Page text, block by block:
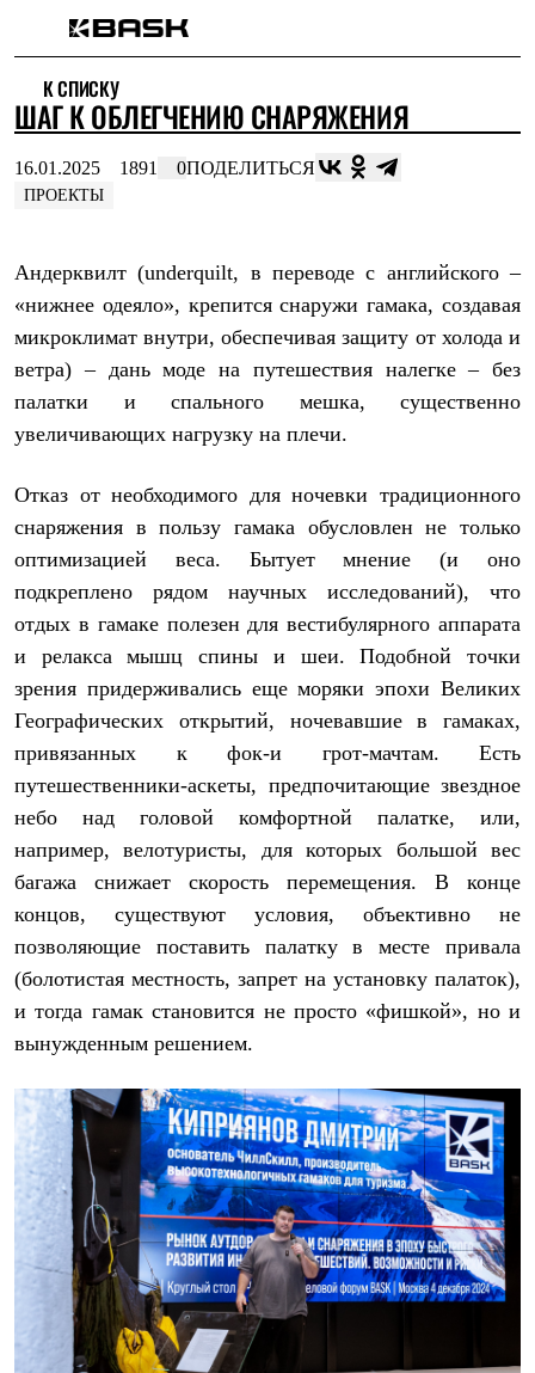
Интернет-магазин
Мужская одежда
Утепленная пухом
Куртки
Брюки
Жилеты
Куртки
Штормовая одежда
Куртки
Брюки
Софтшелл одежда
Куртки
Брюки
Брюки
Жилеты
Термобелье
Теплое термобелье
Среднее термобелье
Лёгкая одежда
Футболки
Толстовки
Брюки
Шорты
Женская одежда
Утепленная пухом
Куртки
Жилеты
Утепленная синтетикой
Куртки
Штормовая одежда
Куртки
Куртки
Брюки
Рубашки
Футболки
Толстовки
Брюки
Термобелье
Теплое термобелье
Среднее термобелье
Легкое термобелье
Флисовая одежда
Детская одежда
Утепленная пухом
К СПИСКУ
ШАГ К ОБЛЕГЧЕНИЮ СНАРЯЖЕНИЯ
16.01.2025 1891 0ПОДЕЛИТЬСЯ
ПРОЕКТЫ
Андерквилт (underquilt, в переводе с английского –
«нижнее одеяло», крепится снаружи гамака, создавая
микроклимат внутри, обеспечивая защиту от холода и
ветра) – дань моде на путешествия налегке – без
палатки и спального мешка, существенно
увеличивающих нагрузку на плечи.
Отказ от необходимого для ночевки традиционного
снаряжения в пользу гамака обусловлен не только
оптимизацией веса. Бытует мнение (и оно
подкреплено рядом научных исследований), что
отдых в гамаке полезен для вестибулярного аппарата
и релакса мышц спины и шеи. Подобной точки
зрения придерживались еще моряки эпохи Великих
Географических открытий, ночевавшие в гамаках,
привязанных к фок-и грот-мачтам. Есть
путешественники-аскеты, предпочитающие звездное
небо над головой комфортной палатке, или,
например, велотуристы, для которых большой вес
багажа снижает скорость перемещения. В конце
концов, существуют условия, объективно не
позволяющие поставить палатку в месте привала
(болотистая местность, запрет на установку палаток),
и тогда гамак становится не просто «фишкой», но и
вынужденным решением.